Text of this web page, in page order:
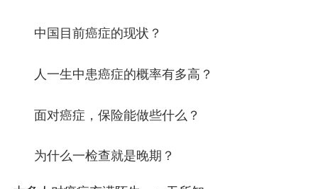
中国目前癌症的现状？
人一生中患癌症的概率有多高？
面对癌症，保险能做些什么？
为什么一检查就是晚期？